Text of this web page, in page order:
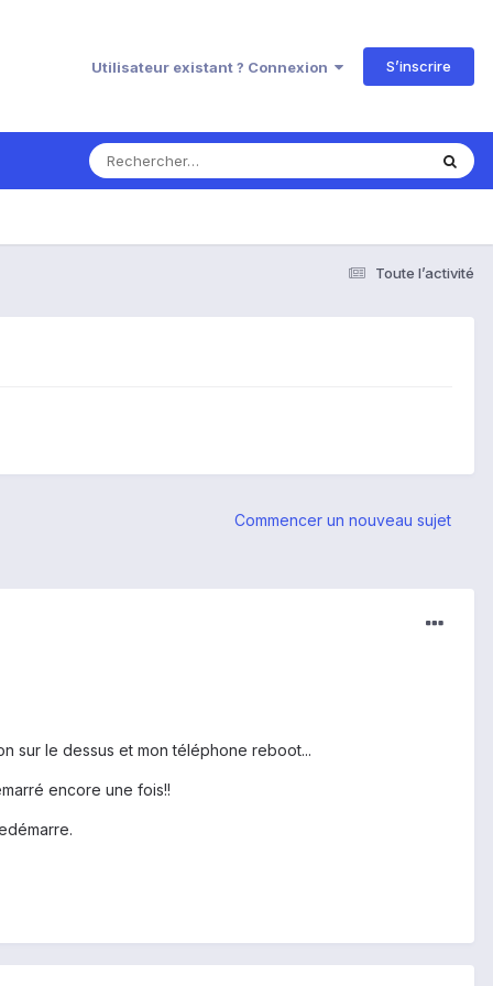
Utilisateur existant ? Connexion S’inscrire
Toute l’activité
Commencer un nouveau sujet
sur le dessus et mon téléphone reboot...
encore une fois!!